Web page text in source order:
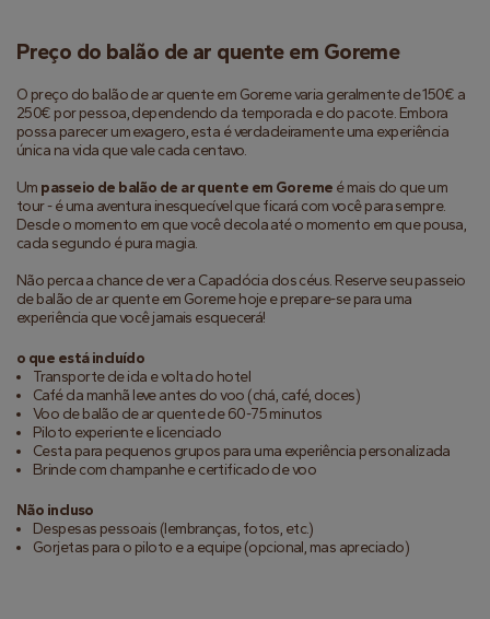
Preço do balão de ar quente em Goreme
O preço do balão de ar quente em Goreme varia geralmente de 150€ a
250€ por pessoa, dependendo da temporada e do pacote. Embora
possa parecer um exagero, esta é verdadeiramente uma experiência
única na vida que vale cada centavo.
Um passeio de balão de ar quente em Goreme é mais do que um
tour - é uma aventura inesquecível que ficará com você para sempre.
Desde o momento em que você decola até o momento em que pousa,
cada segundo é pura magia.
Não perca a chance de ver a Capadócia dos céus. Reserve seu passeio
de balão de ar quente em Goreme hoje e prepare-se para uma
experiência que você jamais esquecerá!
o que está incluído
Transporte de ida e volta do hotel
Café da manhã leve antes do voo (chá, café, doces)
Voo de balão de ar quente de 60-75 minutos
Piloto experiente e licenciado
Cesta para pequenos grupos para uma experiência personalizada
Brinde com champanhe e certificado de voo
Não incluso
Despesas pessoais (lembranças, fotos, etc.)
Gorjetas para o piloto e a equipe (opcional, mas apreciado)